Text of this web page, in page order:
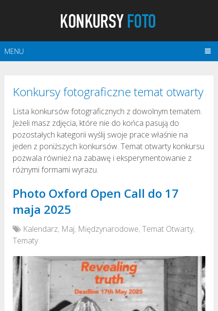
MENU
Konkursy fotograficzne temat otwarty
Lista konkursów fotograficznych z dowolnym tematem.
Jeżeli masz zdjęcia, które nie do końca pasują do
pozostałych kategorii wyślij swoje prace właśnie na
jeden z poniższych konkursów. Temat otwarty konkursu
pozwala również na zabawę i eksperymentowanie z
różnymi formami wyrazu.
Photo Oxford Open Call do 17
maja 2025
Kalendarz, Maj, Międzynarodowe,Temat Otwarty,
Tematy